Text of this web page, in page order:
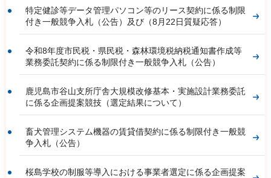
特定健診等データ管理パソコン等のリース契約に係る制限
付き一般競争入札（公告）及び（8月22日質疑応答）
令和8年度市民税・県民税・森林環境税納税通知書作成等
業務委託契約に係る制限付き一般競争入札（公告）
鹿児島市谷山支所庁舎大規模改修基本・実施設計業務委託
に係る企画提案競技（選定結果について）
畜犬管理システム機器の賃貸借契約に係る制限付き一般競
争入札（公告）
桜島学校の制服等導入における事業者選定に係る企画提案